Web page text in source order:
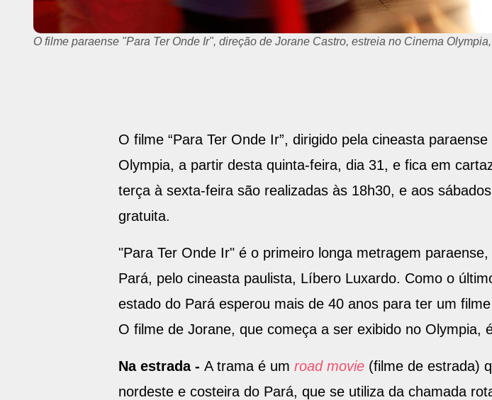
A cantora Keyla Gentil, que estreia no cinema em "Para Ter Onde Ir", também canta em
O filme “Para Ter Onde Ir”, dirigido pela cineasta
Olympia, a partir desta quinta-feira, dia 31, e fica em
terça à sexta-feira são realizadas às 18h30, e aos
gratuita.
"Para Ter Onde Ir" é o primeiro longa metragem
Pará, pelo cineasta paulista, Líbero Luxardo. Como o
estado do Pará esperou mais de 40 anos para ter um
O filme de Jorane, que começa a ser exibido no Olympia,
Na estrada - A trama é um road movie(filme de estrada)
nordeste e costeira do Pará, que se utiliza da chamada